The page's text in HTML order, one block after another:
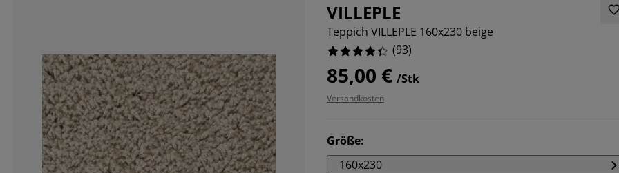
VILLEPLE
Teppich VILLEPLE 160x230 beige
(93)
85,00 € /Stk
Versandkosten
Größe:
160x230
66.66666666666666%
19.35483870967742%
5.376344086021505%